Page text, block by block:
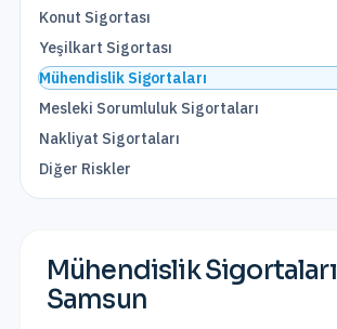
Konut Sigortası
Yeşilkart Sigortası
Mühendislik Sigortaları
Mesleki Sorumluluk Sigortaları
Nakliyat Sigortaları
Diğer Riskler
Mühendislik Sigortaları
Samsun